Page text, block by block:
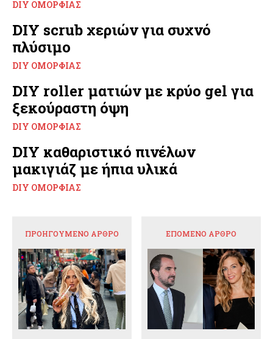
DIY ΟΜΟΡΦΙΆΣ
DIY scrub χεριών για συχνό
πλύσιμο
DIY ΟΜΟΡΦΙΆΣ
DIY roller ματιών με κρύο gel για
ξεκούραστη όψη
DIY ΟΜΟΡΦΙΆΣ
DIY καθαριστικό πινέλων
μακιγιάζ με ήπια υλικά
DIY ΟΜΟΡΦΙΆΣ
ΠΡΟΗΓΟΎΜΕΝΟ ΆΡΘΡΟ ΕΠΌΜΕΝΟ ΆΡΘΡΟ